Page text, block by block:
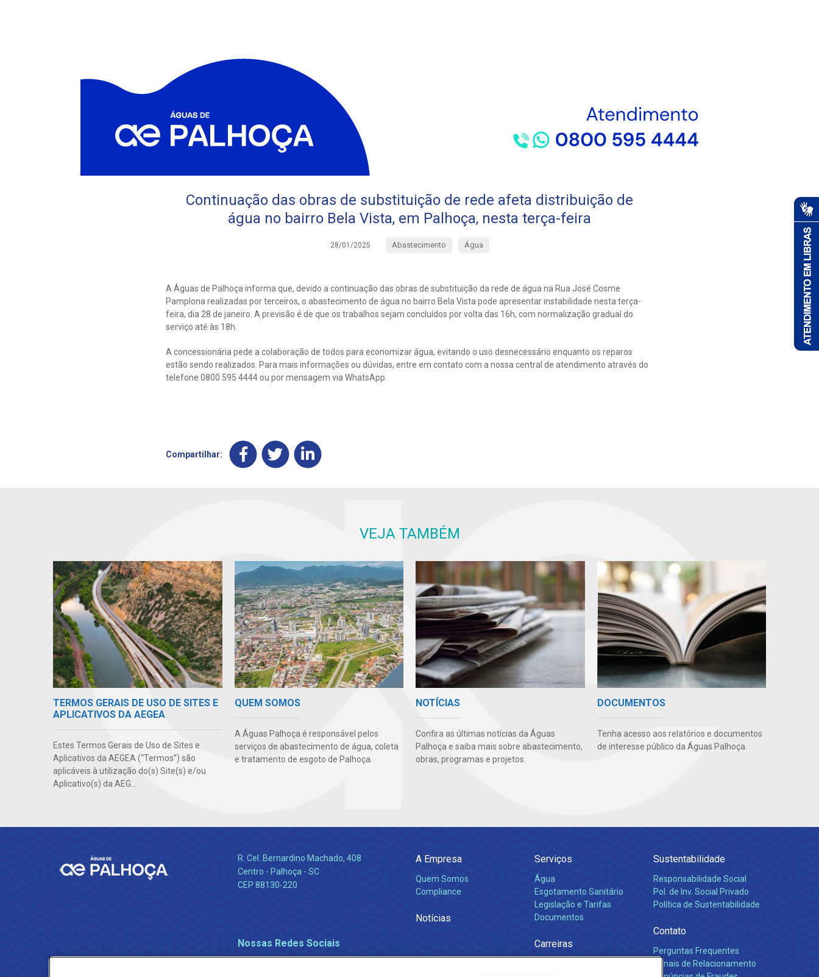
Continuação das obras de substituição de rede afeta distribuição de
água no bairro Bela Vista, em Palhoça, nesta terça-feira
28/01/2025 Abastecimento Água
A Águas de Palhoça informa que, devido a continuação das obras de substituição da rede de água na Rua José Cosme
Pamplona realizadas por terceiros, o abastecimento de água no bairro Bela Vista pode apresentar instabilidade nesta terça-
feira, dia 28 de janeiro. A previsão é de que os trabalhos sejam concluídos por volta das 16h, com normalização gradual do
serviço até às 18h.
A concessionária pede a colaboração de todos para economizar água, evitando o uso desnecessário enquanto os reparos
estão sendo realizados. Para mais informações ou dúvidas, entre em contato com a nossa central de atendimento através do
telefone 0800 595 4444 ou por mensagem via WhatsApp.
Compartilhar:
VEJA TAMBÉM
TERMOS GERAIS DE USO DE SITES E
APLICATIVOS DA AEGEA
Estes Termos Gerais de Uso de Sites e
Aplicativos da AEGEA (“Termos”) são
aplicáveis à utilização do(s) Site(s) e/ou
Aplicativo(s) da AEG...
QUEM SOMOS
A Águas Palhoça é responsável pelos
serviços de abastecimento de água, coleta
e tratamento de esgoto de Palhoça.
NOTÍCIAS
Confira as últimas notícias da Águas
Palhoça e saiba mais sobre abastecimento,
obras, programas e projetos.
DOCUMENTOS
Tenha acesso aos relatórios e documentos
de interesse público da Águas Palhoça.
R. Cel. Bernardino Machado, 408
Centro - Palhoça - SC
CEP 88130-220
Nossas Redes Sociais
A Empresa
Quem Somos
Compliance
Notícias
Serviços
Água
Esgotamento Sanitário
Legislação e Tarifas
Documentos
Carreiras
Sustentabilidade
Responsabilidade Social
Pol. de Inv. Social Privado
Política de Sustentabilidade
Contato
Perguntas Frequentes
Canais de Relacionamento